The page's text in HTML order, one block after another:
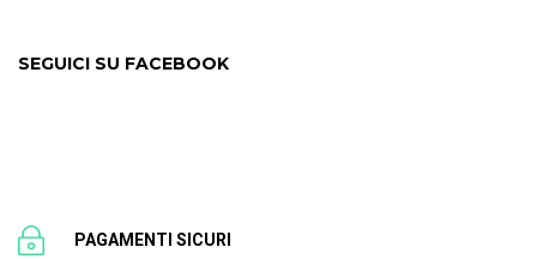
SEGUICI SU FACEBOOK
PAGAMENTI SICURI